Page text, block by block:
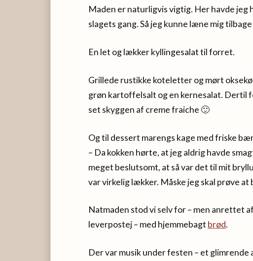
Maden er naturligvis vigtig. Her havde
slagets gang. Så jeg kunne læne mig
En let og lækker kyllingesalat til forret.
Grillede rustikke koteletter og mørt
grøn kartoffelsalt og en kernesalat. Dertil
set skyggen af creme fraiche 🙂
Og til dessert marengs kage med friske
– Da kokken hørte, at jeg aldrig havde
meget beslutsomt, at så var det til mit
var virkelig lækker. Måske jeg skal prøve at
Natmaden stod vi selv for – men anrettet
leverpostej – med hjemmebagt brød.
Der var musik under festen – et